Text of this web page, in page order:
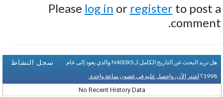
Please log in or registerto post a
comment.
سجل النشاط
هل تريد البحث عن التاريخ الكامل لـ N400XS والذي يعود إلى عام
1998؟ اشتر الآن، واحصل عليه في غضون ساعة واحدة.
No Recent History Data